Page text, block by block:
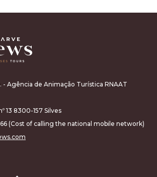
- Agência de Animação Turística RNAAT
13 8300-157 Silves
(Cost of calling the national mobile network)